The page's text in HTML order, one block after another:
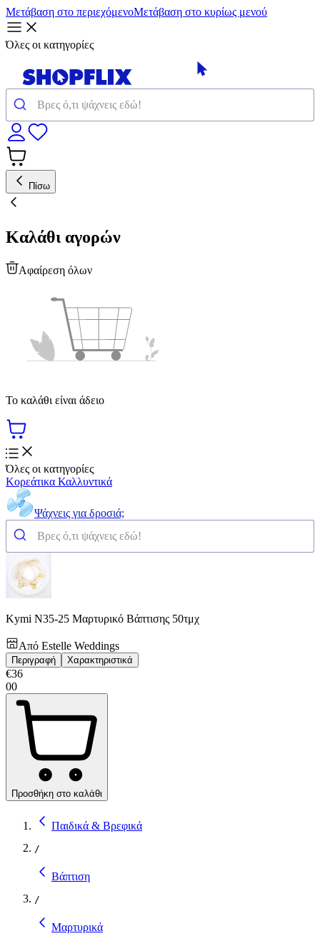
Μετάβαση στο περιεχόμενοΜετάβαση στο κυρίως μενού
Όλες οι κατηγορίες
Πίσω
Καλάθι αγορών
Αφαίρεση όλων
Το καλάθι είναι άδειο
Όλες οι κατηγορίες
Κορεάτικα Καλλυντικά
Ψάχνεις για δροσιά;
Kymi N35-25 Μαρτυρικό Βάπτισης 50τμχ
Από Estelle Weddings
Περιγραφή Χαρακτηριστικά
€36
00
Προσθήκη στο καλάθι
Παιδικά & Βρεφικά
/
Βάπτιση
/
Μαρτυρικά